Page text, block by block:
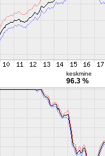
keskmine
96.3 %